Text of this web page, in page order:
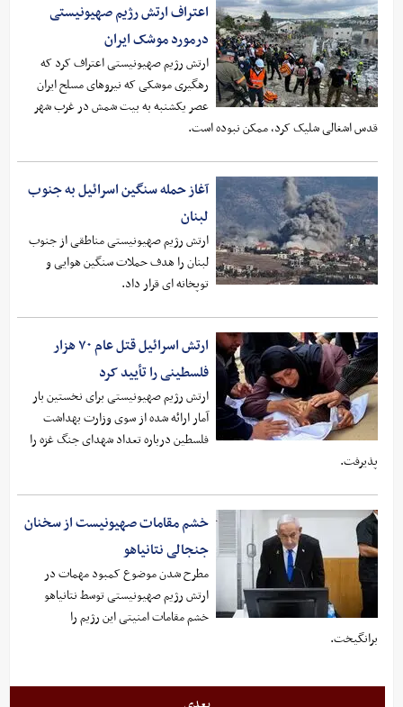
اعتراف ارتش رژیم صهیونیستی
درمورد موشک ایران
ارتش رژیم صهیونیستی اعتراف کرد که
رهگیری موشکی که نیروهای مسلح ایران
عصر یکشنبه به بیت شمش در غرب شهر
قدس اشغالی شلیک کرد، ممکن نبوده است.
آغاز حمله سنگین اسرائیل به جنوب
لبنان
ارتش رژیم صهیونیستی مناطقی از جنوب
لبنان را هدف حملات سنگین هوایی و
توپخانه ای قرار داد.
ارتش اسرائیل قتل عام ۷۰ هزار
فلسطینی را تأیید کرد
ارتش رژیم صهیونیستی برای نخستین بار
آمار ارائه شده از سوی وزارت بهداشت
فلسطین درباره تعداد شهدای جنگ غزه را
پذیرفت.
خشم مقامات صهیونیست از سخنان
جنجالی نتانیاهو
مطرح شدن موضوع کمبود مهمات در
ارتش رژیم صهیونیستی توسط نتانیاهو
خشم مقامات امنیتی این رژیم را
برانگیخت.